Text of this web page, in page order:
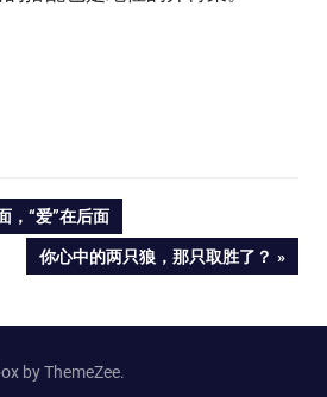
，“爱”在后面
NEXT
POST:
你心中的两只狼，那只取胜了？
by ThemeZee.